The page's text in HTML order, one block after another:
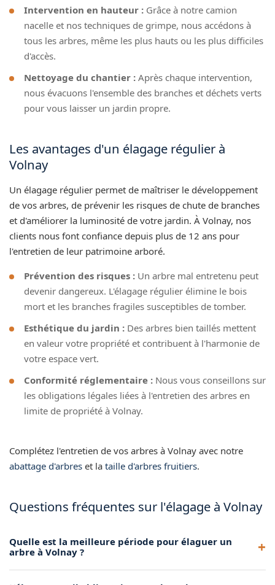
Intervention en hauteur : Grâce à notre camion
nacelle et nos techniques de grimpe, nous accédons à
tous les arbres, même les plus hauts ou les plus difficiles
d'accès.
Nettoyage du chantier : Après chaque intervention,
nous évacuons l'ensemble des branches et déchets verts
pour vous laisser un jardin propre.
Les avantages d'un élagage régulier à
Volnay
Un élagage régulier permet de maîtriser le développement
de vos arbres, de prévenir les risques de chute de branches
et d'améliorer la luminosité de votre jardin. À Volnay, nos
clients nous font confiance depuis plus de 12 ans pour
l'entretien de leur patrimoine arboré.
Prévention des risques : Un arbre mal entretenu peut
devenir dangereux. L'élagage régulier élimine le bois
mort et les branches fragiles susceptibles de tomber.
Esthétique du jardin : Des arbres bien taillés mettent
en valeur votre propriété et contribuent à l'harmonie de
votre espace vert.
Conformité réglementaire : Nous vous conseillons sur
les obligations légales liées à l'entretien des arbres en
limite de propriété à Volnay.
Complétez l'entretien de vos arbres à Volnay avec notre
abattage d'arbres et la taille d'arbres fruitiers.
Questions fréquentes sur l'élagage à Volnay
Quelle est la meilleure période pour élaguer un
arbre à Volnay ?